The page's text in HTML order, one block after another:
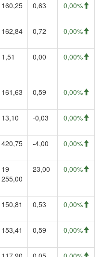
160,25 0,63 0,00%
162,84 0,72 0,00%
1,51 0,00 0,00%
161,63 0,59 0,00%
13,10 -0,03 0,00%
420,75 -4,00 0,00%
19
255,00
23,00 0,00%
150,81 0,53 0,00%
153,41 0,59 0,00%